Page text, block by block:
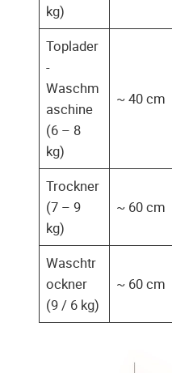
kg)
Toplader
-
Waschm
aschine
(6 – 8
kg)
~ 40 cm
Trockner
(7 – 9
kg)
~ 60 cm
Waschtr
ockner
(9 / 6 kg)
~ 60 cm